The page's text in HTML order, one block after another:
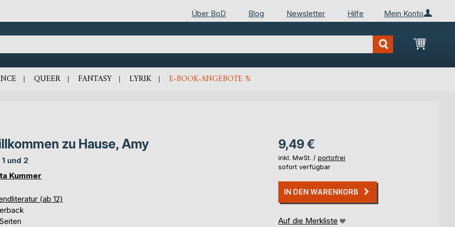
Mein Konto
Über BoD Blog Newsletter Hilfe
Mein
QUEER FANTASY LYRIK E-BOOK-ANGEBOTE %
zu Hause, Amy
und 2
Kummer
(ab 12)
9,49 €
inkl. MwSt. / portofrei
sofort verfügbar
IN DEN WARENKORB
Auf die Merkliste